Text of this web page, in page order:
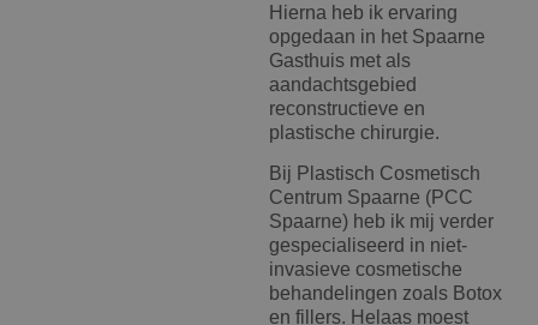
Hierna heb ik ervaring
opgedaan in het Spaarne
Gasthuis met als
aandachtsgebied
reconstructieve en
plastische chirurgie.
Bij Plastisch Cosmetisch
Centrum Spaarne (PCC
Spaarne) heb ik mij verder
gespecialiseerd in niet-
invasieve cosmetische
behandelingen zoals Botox
en fillers. Helaas moest